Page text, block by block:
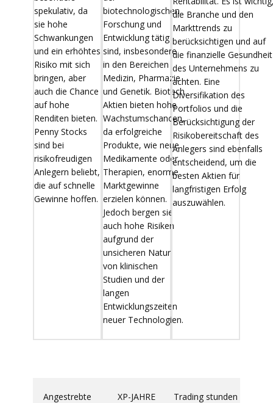
spekulativ, da
sie hohe
Schwankungen
und ein erhöhtes
Risiko mit sich
bringen, aber
auch die Chance
auf hohe
Renditen bieten.
Penny Stocks
sind bei
risikofreudigen
Anlegern beliebt,
die auf schnelle
Gewinne hoffen.
biotechnologischen
Forschung und
Entwicklung tätig
sind, insbesondere
in den Bereichen
Medizin, Pharmazie
und Genetik. Biotech
Aktien bieten hohe
Wachstumschancen,
da erfolgreiche
Produkte, wie neue
Medikamente oder
Therapien, enorme
Marktgewinne
erzielen können.
Jedoch bergen sie
auch hohe Risiken
aufgrund der
unsicheren Natur
von klinischen
Studien und der
langen
Entwicklungszeiten
neuer Technologien.
die Branche und den
Markttrends zu
berücksichtigen und auf
die finanzielle Gesundheit
des Unternehmens zu
achten. Eine
Diversifikation des
Portfolios und die
Berücksichtigung der
Risikobereitschaft des
Anlegers sind ebenfalls
entscheidend, um die
besten Aktien für
langfristigen Erfolg
auszuwählen.
Angestrebte
XP-JAHRE
Trading stunden